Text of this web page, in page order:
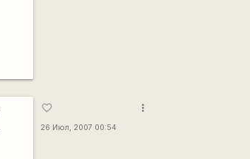
favorite_border
26 Июл, 2007 00:54
more_vert